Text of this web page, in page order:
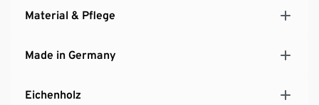
Holzwerkstoffplatte
Material & Pflege
Made in Germany
Eichenholz